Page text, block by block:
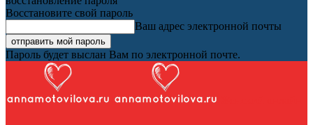
Восстановите свой пароль
Ваш адрес электронной почты
Пароль будет выслан Вам по электронной почте.